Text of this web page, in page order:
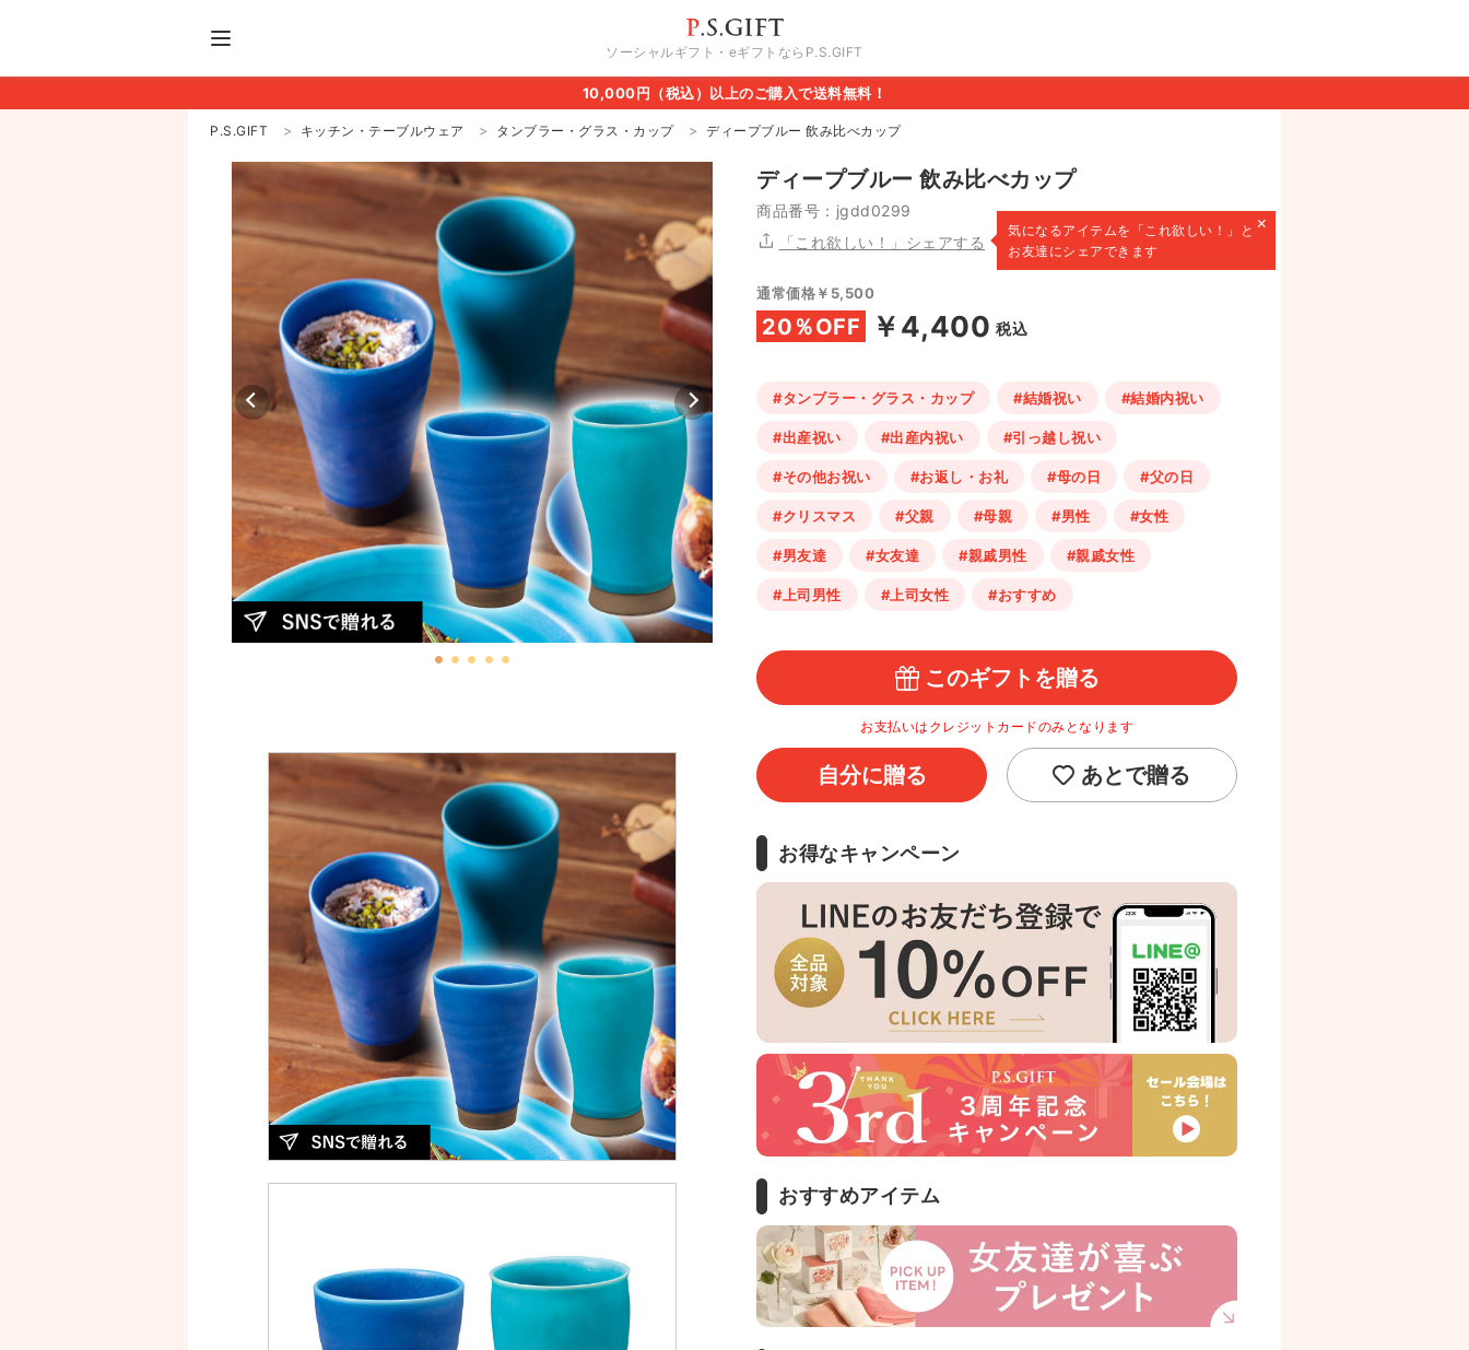
ソーシャルギフト・eギフトならP.S.GIFT
10,000円（税込）以上のご購入で送料無料！
P.S.GIFT キッチン・テーブルウェア タンブラー・グラス・カップ ディープブルー 飲み比べカップ
ディープブルー 飲み比べカップ
商品番号：jgdd0299 ×
気になるアイテムを 「これ欲しい！」と
お友達にシェアできます
「これ欲しい！」シェアする
通常価格￥5,500
20％OFF ￥4,400 税込
#タンブラー・グラス・カップ #結婚祝い #結婚内祝い
#出産祝い #出産内祝い #引っ越し祝い
#その他お祝い #お返し・お礼 #母の日 #父の日
#クリスマス #父親 #母親 #男性 #女性
#男友達 #女友達 #親戚男性 #親戚女性
#上司男性 #上司女性 #おすすめ
このギフトを贈る
お支払いはクレジットカードのみとなります
自分に贈る あとで贈る
お得なキャンペーン
おすすめアイテム